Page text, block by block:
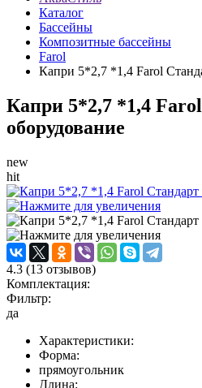
Каталог
Бассейны
Композитные бассейны
Farol
Капри 5*2,7 *1,4 Farol
Капри 5*2,7 *1,4
оборудование
new
hit
4.3 (13 отзывов)
Комплектация:
Фильтр:
да
Характеристики:
Форма:
прямоугольник
Длина: